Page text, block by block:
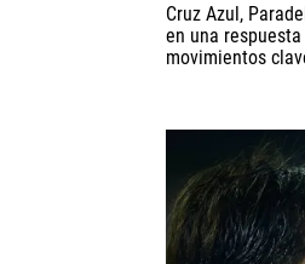
Cruz Azul,
en una
movimientos